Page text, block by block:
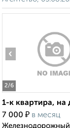
2/6
‹
1-к квартира,
7 000 ₽ в месяц
Железнодорожный